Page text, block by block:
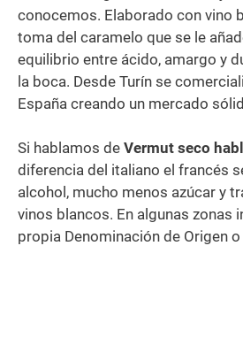
conocemos. Elaborado con vino
toma del caramelo que se le
equilibrio entre ácido, amargo y
la boca. Desde Turín se
España creando un mercado
Si hablamos de Vermut seco
diferencia del italiano el francés
alcohol, mucho menos azúcar y
vinos blancos. En algunas zonas
propia Denominación de Origen o